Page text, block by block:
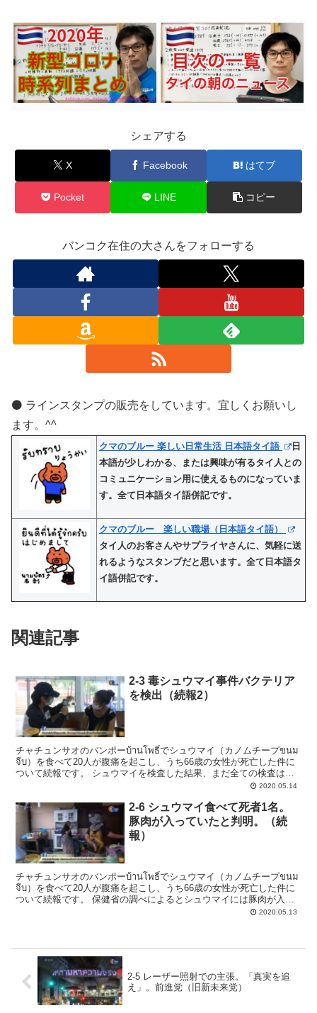
シェアする
X Facebook はてブ
Pocket LINE コピー
バンコク在住の大さんをフォローする
⚫️ ラインスタンプの販売をしています。宜しくお願いし
ます。^^
クマのブルー 楽しい日常生活 日本語タイ語
日
本語が少しわかる、または興味が有るタイ人との
コミュニケーション用に使えるものになっていま
す。全て日本語タイ語併記です。
クマのブルー 楽しい職場（日本語タイ語）
タイ人のお客さんやサプライヤさんに、気軽に送
れるようなスタンプだと思います。全て日本語タ
イ語併記です。
関連記事
2-3 毒シュウマイ事件バクテリア
を検出（続報2）
チャチュンサオのバンポーบ้านโพธิ์でシュウマイ（カノムチープขนม
จีบ）を食べて20人が腹痛を起こし、うち66歳の女性が死亡した件に
ついて続報です。 シュウマイを検査した結果、まだ全ての検査は終
2020.05.14
2-6 シュウマイ食べて死者1名。
豚肉が入っていたと判明。（続
報）
チャチュンサオのバンポーบ้านโพธิ์でシュウマイ（カノムチープขนม
จีบ）を食べて20人が腹痛を起こし、うち66歳の女性が死亡した件に
ついて続報です。 保健省の調べによるとシュウマイには豚肉が入っ
2020.05.13
2-5 レーザー照射での主張。「真実を追
え」。前進党（旧新未来党）